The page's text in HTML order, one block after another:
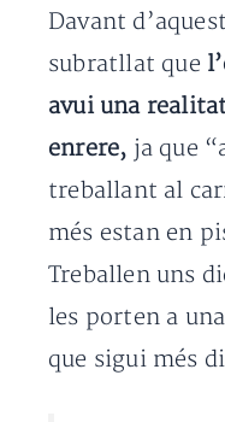
Davant
subratllat que
avui una
enrere, ja que
treballant al
més estan en
Treballen uns
les porten a
que sigui més